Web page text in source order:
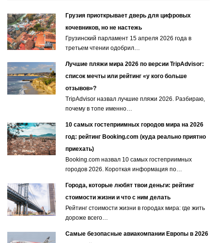
Грузия приоткрывает дверь для цифровых
кочевников, но не настежь
Грузинский парламент 15 апреля 2026 года в
третьем чтении одобрил…
Лучшие пляжи мира 2026 по версии TripAdvisor:
список мечты или рейтинг «у кого больше
отзывов»?
TripAdvisor назвал лучшие пляжи 2026. Разбираю,
почему в топе именно…
10 самых гостеприимных городов мира на 2026
год: рейтинг Booking.com (куда реально приятно
приехать)
Booking.com назвал 10 самых гостеприимных
городов 2026. Короткая информация по…
Города, которые любят твои деньги: рейтинг
стоимости жизни и что с ним делать
Рейтинг стоимости жизни в городах мира: где жить
дороже всего…
Самые безопасные авиакомпании Европы в 2026